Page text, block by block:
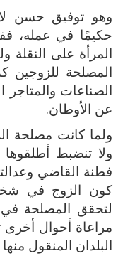
وهو توفيق حسن
حكيمًا في عمله،
المرأة على
المصلحة
الصناعات والمتاجر
عن الأوطان.
ولما كانت مصلحة
ولا تنضبط
فطنة القاضي
كون الزوج في
لتحقق المصلحة في
مراعاة أحوال أخرى
البلدان المنقول منها